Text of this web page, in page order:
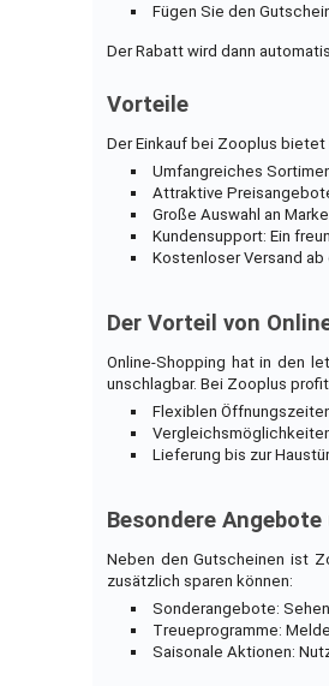
Fügen Sie den
Der Rabatt wird dann
Vorteile
Der Einkauf bei Zooplus
Umfangreiches
Attraktive
Große Auswahl an
Kundensupport: Ein
Kostenloser Versand
Der Vorteil von
Online-Shopping hat in den
unschlagbar. Bei Zooplus
Flexiblen
Lieferung bis zur
Besondere
Neben den Gutscheinen ist
zusätzlich sparen können:
Sonderangebote:
Treueprogramme:
Saisonale Aktionen: